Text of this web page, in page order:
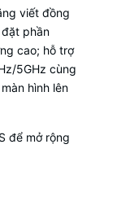
viết đồng
phần
cao; hỗ trợ
5GHz cùng
hình lên
để mở rộng